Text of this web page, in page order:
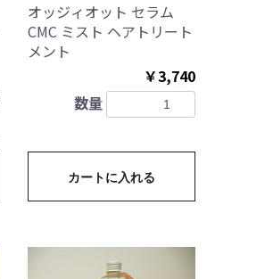
オッジィオット セラム
CMC ミスト ヘアトリート
メント
￥3,740
数量
カートに入れる